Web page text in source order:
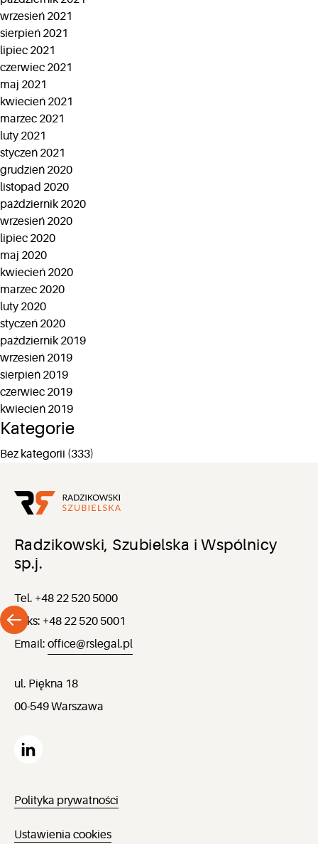
wrzesień 2021
sierpień 2021
lipiec 2021
czerwiec 2021
maj 2021
kwiecień 2021
marzec 2021
luty 2021
styczeń 2021
grudzień 2020
listopad 2020
październik 2020
wrzesień 2020
lipiec 2020
maj 2020
kwiecień 2020
marzec 2020
luty 2020
styczeń 2020
październik 2019
wrzesień 2019
sierpień 2019
czerwiec 2019
kwiecień 2019
Kategorie
Bez kategorii (333)
Radzikowski, Szubielska i Wspólnicy
sp.j.
Tel. +48 22 520 5000
Faks: +48 22 520 5001
Email: office@rslegal.pl
ul. Piękna 18
00-549 Warszawa
Polityka prywatności
Ustawienia cookies